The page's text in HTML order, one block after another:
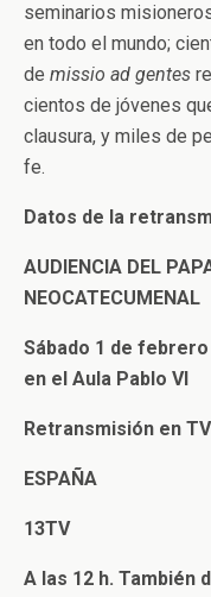
seminarios
en todo el mundo;
de missio ad gentes
cientos de jóvenes
clausura, y miles de
fe.
Datos de la
AUDIENCIA DEL
NEOCATECUMENAL
Sábado 1 de febrero
en el Aula Pablo VI
Retransmisión en TV
ESPAÑA
13TV
A las 12 h. También